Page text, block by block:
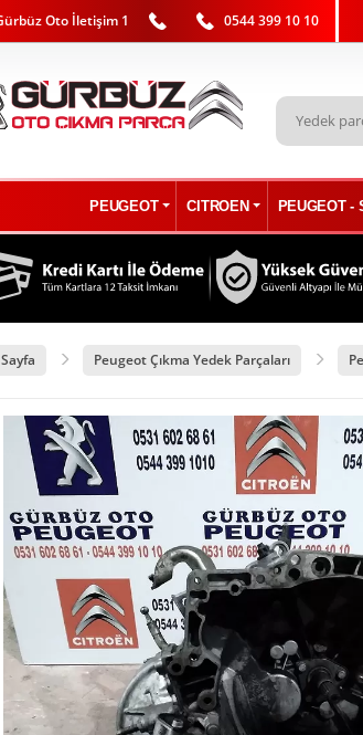
Oto İletişim 1 0544 399 10 10
PEUGEOT CITROEN PEUGEOT -
Peugeot Çıkma Yedek Parçaları